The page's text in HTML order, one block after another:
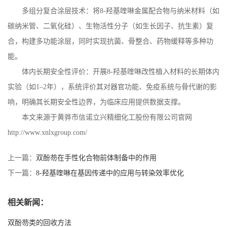
多组分复合涂层技术：将8-羟基喹啉金属配合物与纳米材料（如
碳纳米管、二氧化硅）、生物活性分子（如生长因子、抗生素）复
合，构建多功能涂层，同时实现抗菌、骨整合、药物缓释等多种功
能。
体内长期安全性评价：开展8-羟基喹啉改性植入材料的长期体内
实验（如 1 –2年），系统评价其对器官功能、免疫系统与骨代谢的影
响，明确其长期安全性边界，为临床应用提供数据支撑。
本文来源于黄骅市信诺立兴精细化工股份有限公司官网
http://www.xnlxgroup.com/
上一篇： 双酚芴在手性化合物前体制备中的作用
下一篇： 8-羟基喹啉在基因传递中的应用与转染效率优化
相关新闻：
双酚芴类的回收方法